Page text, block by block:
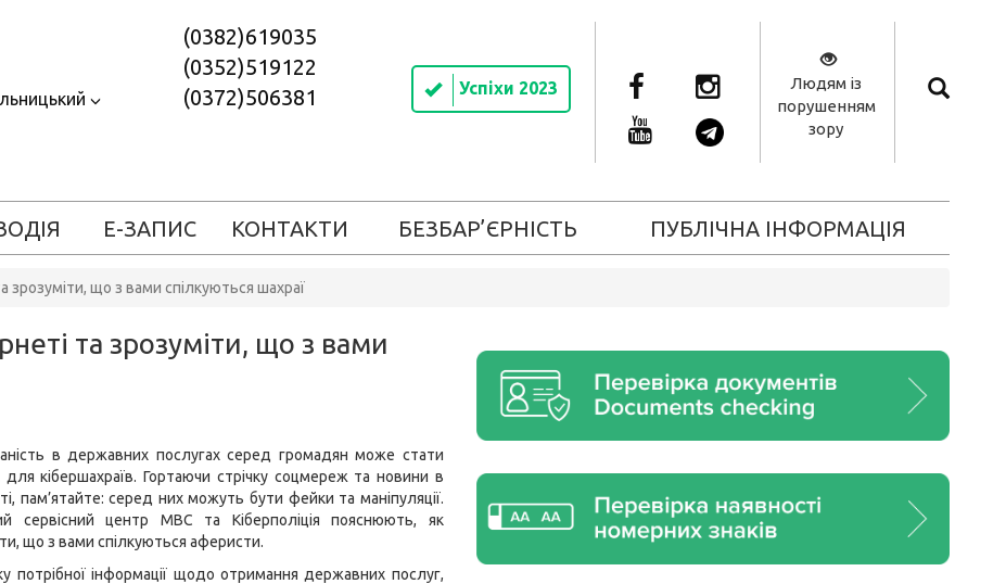
(0382)619035
(0352)519122
(0372)506381
Успіхи 2023
Людям із
порушенням
зору
Е-ЗАПИС КОНТАКТИ БЕЗБАР’ЄРНІСТЬ ПУБЛІЧНА ІНФОРМАЦІЯ
зрозуміти, що з вами спілкуються шахраї
та зрозуміти, що з вами
в державних послугах серед громадян може стати
кібершахраїв. Гортаючи стрічку соцмереж та новини в
пам’ятайте: серед них можуть бути фейки та маніпуляції.
сервісний центр МВС та Кіберполіція пояснюють, як
що з вами спілкуються аферисти.
потрібної інформації щодо отримання державних послуг,